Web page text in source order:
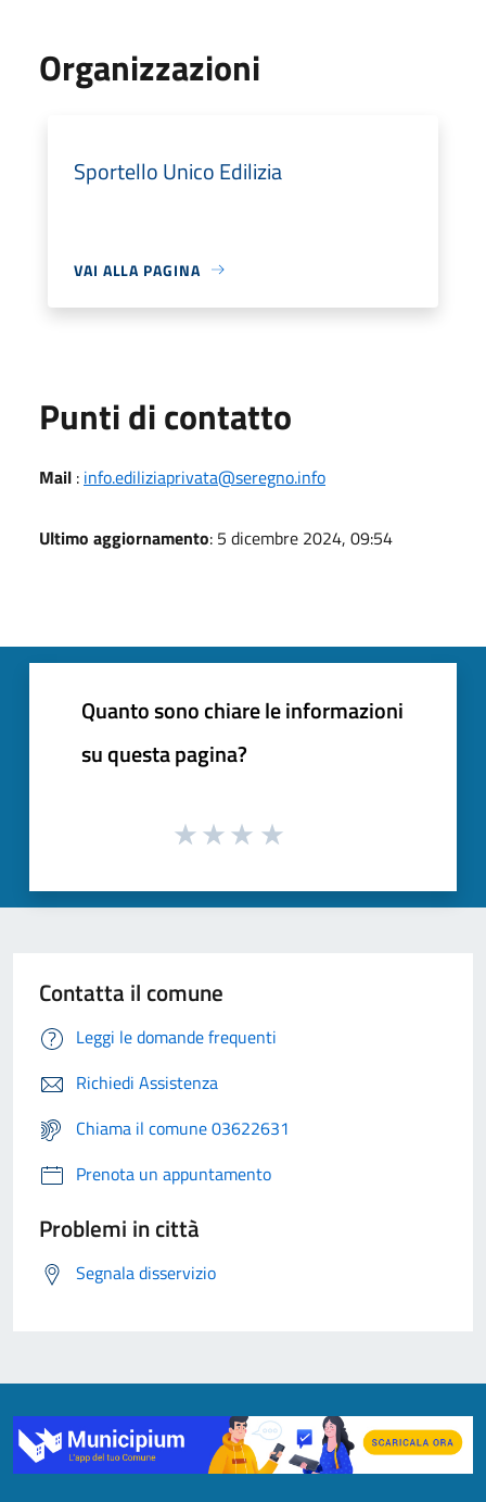
Organizzazioni
Sportello Unico Edilizia
VAI ALLA PAGINA
Punti di contatto
Mail : info.ediliziaprivata@seregno.info
Ultimo aggiornamento: 5 dicembre 2024, 09:54
Quanto sono chiare le informazioni
su questa pagina?
Contatta il comune
Leggi le domande frequenti
Richiedi Assistenza
Chiama il comune 03622631
Prenota un appuntamento
Problemi in città
Segnala disservizio